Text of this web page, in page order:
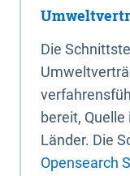
Die
bereit,
Länder. Die
Opensearch